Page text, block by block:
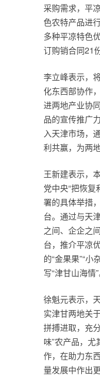
采购需求，平
色农特产品进
多种平凉特色
订购销合同21
李立峰表示，
化东西部协作
进两地产业协
品的宣传推广
入天津市场，
利共赢，为两
王新建表示，
党中央“把恢复
署的具体举措
台。通过与天
之间、企企之
台，推介平凉
的“金果果”“小
写“津甘山海情”
徐魁元表示，
实津甘两地关
拼搏进取，充
味”农产品，
作，在助力东
量发展中作出